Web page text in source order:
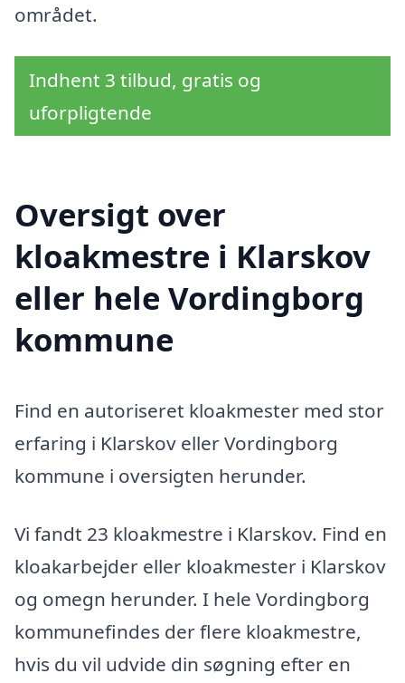
området.
Indhent 3 tilbud, gratis og
uforpligtende
Oversigt over
kloakmestre i Klarskov
eller hele Vordingborg
kommune
Find en autoriseret kloakmester med stor
erfaring i Klarskov eller Vordingborg
kommune i oversigten herunder.
Vi fandt 23 kloakmestre i Klarskov. Find en
kloakarbejder eller kloakmester i Klarskov
og omegn herunder. I hele Vordingborg
kommunefindes der flere kloakmestre,
hvis du vil udvide din søgning efter en